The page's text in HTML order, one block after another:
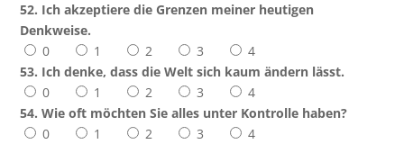
52. Ich akzeptiere die Grenzen meiner heutigen
Denkweise.
0
1 2 3
4
53. Ich denke, dass die Welt sich kaum ändern lässt.
0
1 2 3
4
54. Wie oft möchten Sie alles unter Kontrolle haben?
0
1 2 3
4